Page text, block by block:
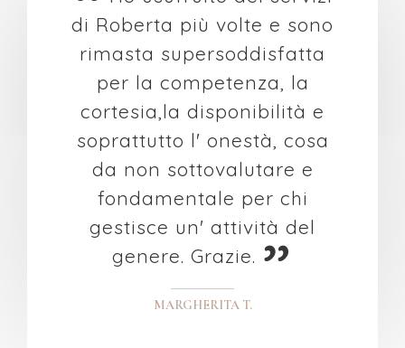
di Roberta più volte e sono
rimasta supersoddisfatta
per la competenza, la
cortesia,la disponibilità e
soprattutto l' onestà, cosa
da non sottovalutare e
fondamentale per chi
gestisce un' attività del
genere. Grazie. ”
MARGHERITA T.